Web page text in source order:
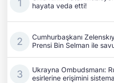
hayata veda etti!
Cumhurbaşkanı
Prensi Bin Selman ile
Ukrayna Ombudsmanı:
esirlerine erişimini